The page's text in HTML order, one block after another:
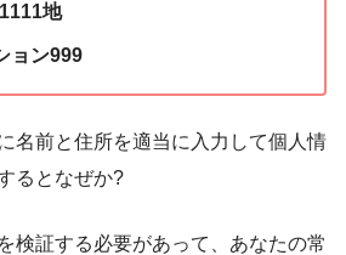
地
ョン999
名前と住所を適当に入力して個人情
るとなぜか?
検証する必要があって、あなたの常